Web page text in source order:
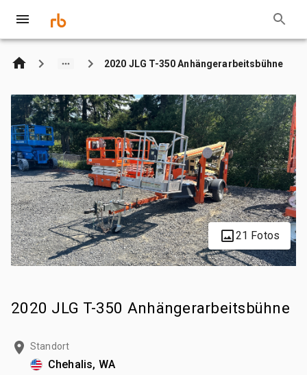
2020 JLG T-350 Anhängerarbeitsbühne
21 Fotos
2020 JLG T-350 Anhängerarbeitsbühne
Standort
Chehalis, WA